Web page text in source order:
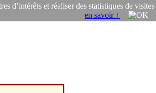
d’intérêts et réaliser des statistiques de visites
en savoir +